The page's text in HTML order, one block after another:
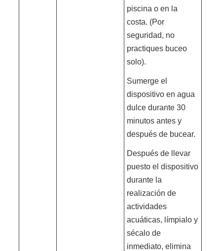
piscina o en la
costa. (Por
seguridad, no
practiques buceo
solo).
Sumerge el
dispositivo en agua
dulce durante 30
minutos antes y
después de bucear.
Después de llevar
puesto el dispositivo
durante la
realización de
actividades
acuáticas, límpialo y
sécalo de
inmediato, elimina